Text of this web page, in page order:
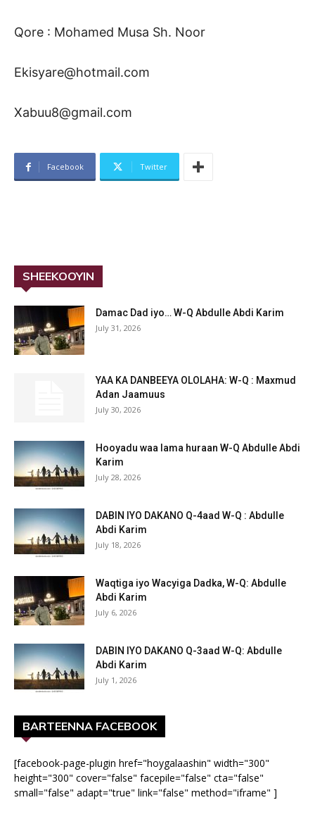
Qore : Mohamed Musa Sh. Noor
Ekisyare@hotmail.com
Xabuu8@gmail.com
Facebook Twitter
SHEEKOOYIN
Damac Dad iyo… W-Q Abdulle Abdi Karim
July 31, 2026
YAA KA DANBEEYA OLOLAHA: W-Q : Maxmud
Adan Jaamuus
July 30, 2026
Hooyadu waa lama huraan W-Q Abdulle Abdi
Karim
July 28, 2026
DABIN IYO DAKANO Q-4aad W-Q : Abdulle
Abdi Karim
July 18, 2026
Waqtiga iyo Wacyiga Dadka, W-Q: Abdulle
Abdi Karim
July 6, 2026
DABIN IYO DAKANO Q-3aad W-Q: Abdulle
Abdi Karim
July 1, 2026
BARTEENNA FACEBOOK
[facebook-page-plugin href="hoygalaashin" width="300"
height="300" cover="false" facepile="false" cta="false"
small="false" adapt="true" link="false" method="iframe" ]